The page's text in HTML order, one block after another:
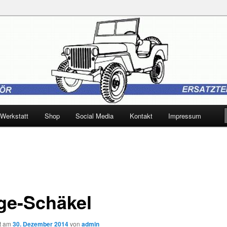
Trebbin
Werkstatt Shop Social Media Kontakt Impressum
Schäkel
am 30. Dezember 2014von admin